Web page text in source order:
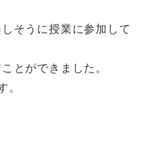
そうに授業に参加して
とができました。